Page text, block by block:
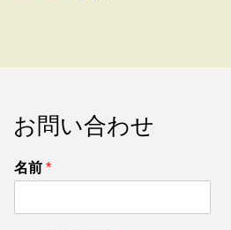
お問い合わせ
名前 *